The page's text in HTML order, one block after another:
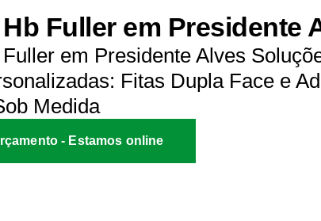
Fuller em Presidente
em Presidente Alves
Fitas Dupla Face e
Medida
- Estamos online